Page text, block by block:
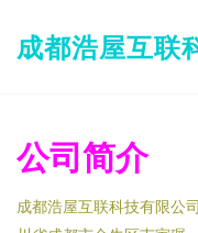
成都浩屋互联
公司简介
成都浩屋互联科技有限公